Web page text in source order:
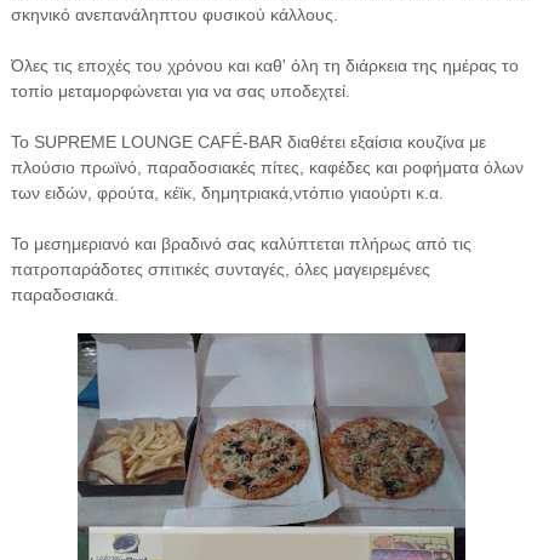
σκηνικό ανεπανάληπτου φυσικού κάλλους.
Όλες τις εποχές του χρόνου και καθ' όλη τη διάρκεια της ημέρας το
τοπίο μεταμορφώνεται για να σας υποδεχτεί.
Το SUPREME LOUNGE CAFÉ-BAR διαθέτει εξαίσια κουζίνα με
πλούσιο πρωϊνό, παραδοσιακές πίτες, καφέδες και ροφήματα όλων
των ειδών, φρούτα, κέϊκ, δημητριακά,ντόπιο γιαούρτι κ.α.
Το μεσημεριανό και βραδινό σας καλύπτεται πλήρως από τις
πατροπαράδοτες σπιτικές συνταγές, όλες μαγειρεμένες
παραδοσιακά.